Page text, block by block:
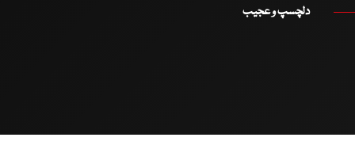
دلچسپ و عجیب